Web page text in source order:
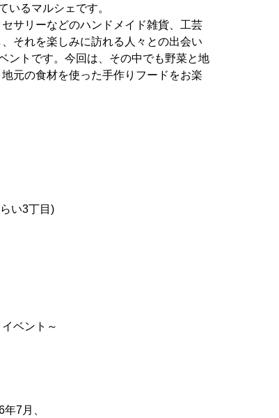
いるマルシェです。
サリーなどのハンドメイド雑貨、工芸
それを楽しみに訪れる人々との出会い
ントです。今回は、その中でも野菜と地
元の食材を使った手作りフードをお楽
い3丁目)
ベント～
7月、